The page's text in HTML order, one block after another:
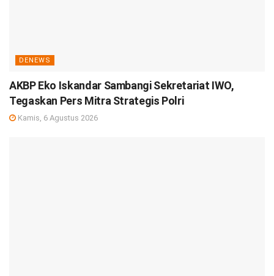
DENEWS
AKBP Eko Iskandar Sambangi Sekretariat IWO,
Tegaskan Pers Mitra Strategis Polri
Kamis, 6 Agustus 2026